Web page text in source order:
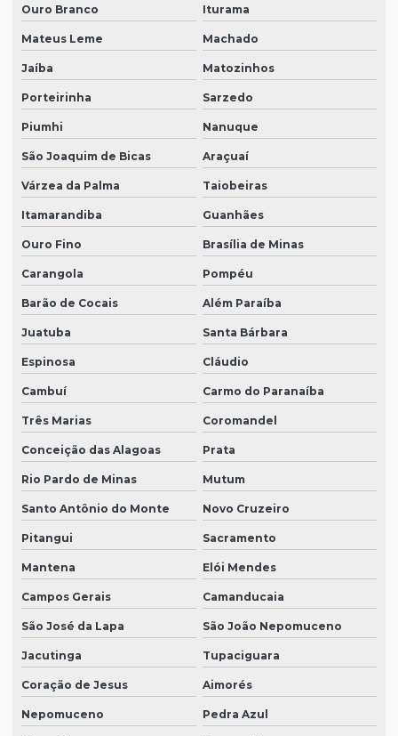
Ouro Branco Iturama
Mateus Leme Machado
Jaíba Matozinhos
Porteirinha Sarzedo
Piumhi Nanuque
São Joaquim de Bicas Araçuaí
Várzea da Palma Taiobeiras
Itamarandiba Guanhães
Ouro Fino Brasília de Minas
Carangola Pompéu
Barão de Cocais Além Paraíba
Juatuba Santa Bárbara
Espinosa Cláudio
Cambuí Carmo do Paranaíba
Três Marias Coromandel
Conceição das Alagoas Prata
Rio Pardo de Minas Mutum
Santo Antônio do Monte Novo Cruzeiro
Pitangui Sacramento
Mantena Elói Mendes
Campos Gerais Camanducaia
São José da Lapa São João Nepomuceno
Jacutinga Tupaciguara
Coração de Jesus Aimorés
Nepomuceno Pedra Azul